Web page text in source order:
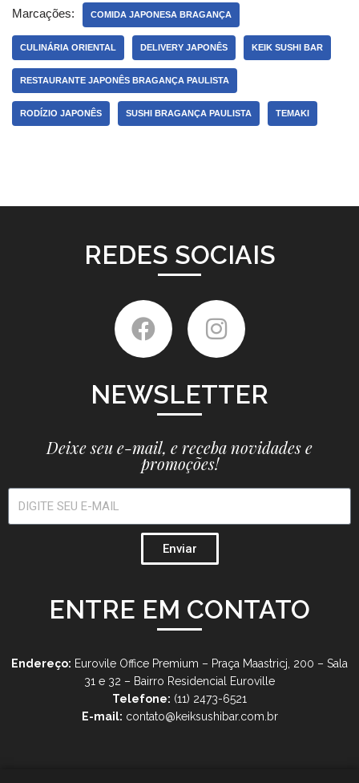
Marcações: COMIDA JAPONESA BRAGANÇA
CULINÁRIA ORIENTAL DELIVERY JAPONÊS KEIK SUSHI BAR
RESTAURANTE JAPONÊS BRAGANÇA PAULISTA
RODÍZIO JAPONÊS SUSHI BRAGANÇA PAULISTA TEMAKI
REDES SOCIAIS
NEWSLETTER
Deixe seu e-mail, e receba novidades e
promoções!
Enviar
ENTRE EM CONTATO
Endereço: Eurovile Office Premium – Praça Maastricj, 200 – Sala
31 e 32 – Bairro Residencial Euroville
Telefone: (11) 2473-6521
E-mail: contato@keiksushibar.com.br